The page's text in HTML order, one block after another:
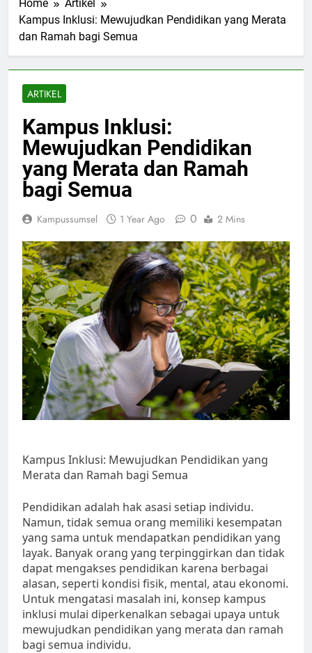
Home
Artikel
Kampus Inklusi: Mewujudkan Pendidikan yang Merata
dan Ramah bagi Semua
ARTIKEL
Kampus Inklusi:
Mewujudkan Pendidikan
yang Merata dan Ramah
bagi Semua
Kampussumsel 1 Year Ago 0 2 Mins
Kampus Inklusi: Mewujudkan Pendidikan yang
Merata dan Ramah bagi Semua
Pendidikan adalah hak asasi setiap individu.
Namun, tidak semua orang memiliki kesempatan
yang sama untuk mendapatkan pendidikan yang
layak. Banyak orang yang terpinggirkan dan tidak
dapat mengakses pendidikan karena berbagai
alasan, seperti kondisi fisik, mental, atau ekonomi.
Untuk mengatasi masalah ini, konsep kampus
inklusi mulai diperkenalkan sebagai upaya untuk
mewujudkan pendidikan yang merata dan ramah
bagi semua individu.